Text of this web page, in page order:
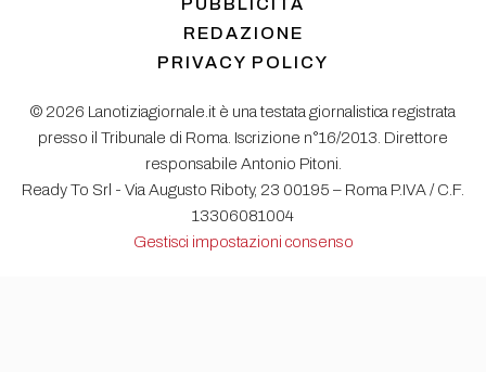
PUBBLICITÀ
REDAZIONE
PRIVACY POLICY
© 2026 Lanotiziagiornale.it è una testata giornalistica registrata
presso il Tribunale di Roma. Iscrizione n°16/2013. Direttore
responsabile Antonio Pitoni.
Ready To Srl - Via Augusto Riboty, 23 00195 – Roma P.IVA / C.F.
13306081004
Gestisci impostazioni consenso